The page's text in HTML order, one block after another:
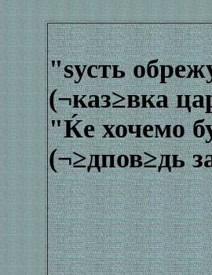
"ѕусть
(¬каз≥вка
"Ќе хочемо
(¬≥дпов≥дь